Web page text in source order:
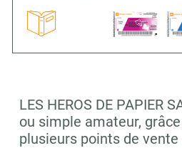
LES HEROS DE
ou simple amateur,
plusieurs points de